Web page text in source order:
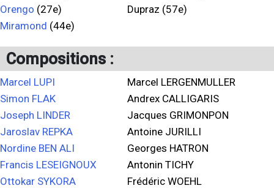
Orengo (27e)
Miramond (44e)
Dupraz (57e)
Compositions :
Marcel LUPI
Simon FLAK
Joseph LINDER
Jaroslav REPKA
Nordine BEN ALI
Francis LESEIGNOUX
Ottokar SYKORA
Marcel LERGENMULLER
Andrex CALLIGARIS
Jacques GRIMONPON
Antoine JURILLI
Georges HATRON
Antonin TICHY
Frédéric WOEHL